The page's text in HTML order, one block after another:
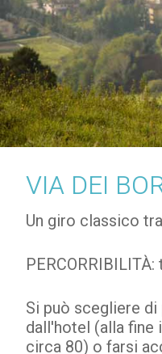
VIA DEI
Un giro classico
Si può scegliere
dall'hotel (alla fine
circa 80) o farsi